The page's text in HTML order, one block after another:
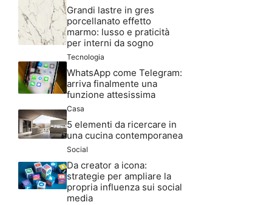
Grandi lastre in gres
porcellanato effetto
marmo: lusso e praticità
per interni da sogno
Tecnologia
WhatsApp come Telegram:
arriva finalmente una
funzione attesissima
Casa
5 elementi da ricercare in
una cucina contemporanea
Social
Da creator a icona:
strategie per ampliare la
propria influenza sui social
media